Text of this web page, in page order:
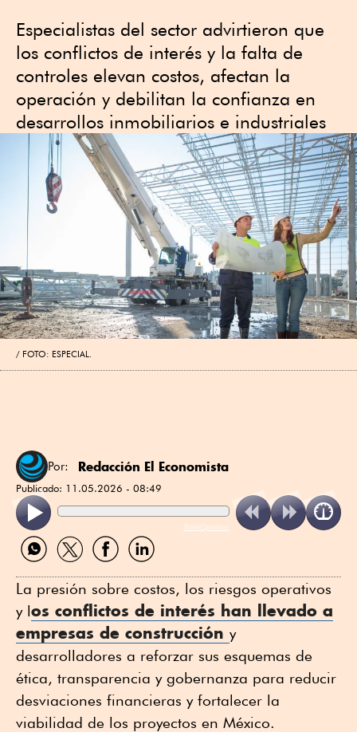
Especialistas del sector advirtieron que
los conflictos de interés y la falta de
controles elevan costos, afectan la
operación y debilitan la confianza en
desarrollos inmobiliarios e industriales
FOTO: ESPECIAL.
Por: Redacción El Economista
Publicado: 11.05.2026 - 08:49
ReadSpeaker
Compartir
por
Compartir
por
Compartir
por
Compartir
por
La presión sobre costos, los riesgos operativos
y los conflictos de interés han llevado a
empresas de construcción y
desarrolladores a reforzar sus esquemas de
ética, transparencia y gobernanza para reducir
desviaciones financieras y fortalecer la
viabilidad de los proyectos en México.